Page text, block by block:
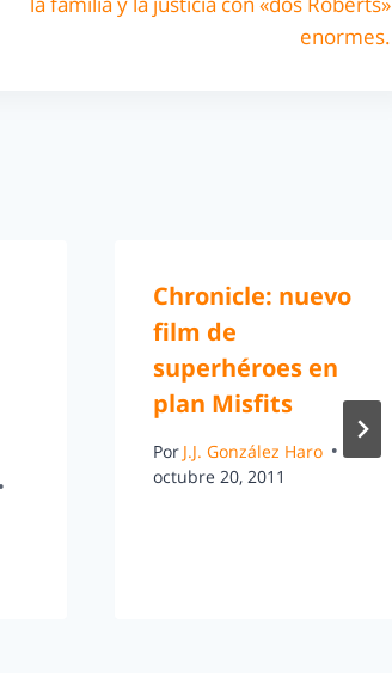
enormes.
Chronicle: nuevo
film de
superhéroes en
plan Misfits
Por J.J. González Haro
octubre 20, 2011